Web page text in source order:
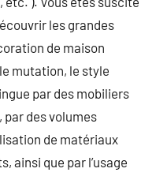
les grandes
de maison
mutation, le style
par des mobiliers
par des volumes
de matériaux
ainsi que par l’usage